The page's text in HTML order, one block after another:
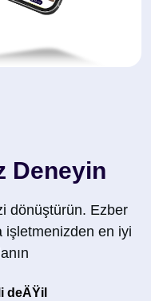
Deneyin
dönüştürün. Ezber
işletmenizden en iyi
deÄŸil